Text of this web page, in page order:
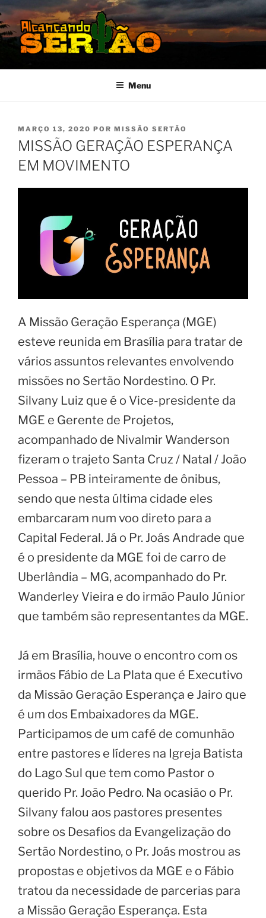
Pular
para
o
conteúdo
MISSÃO SERTÃO
Menu
PUBLICADO
EM
MARÇO 13, 2020 POR MISSÃO SERTÃO
MISSÃO GERAÇÃO ESPERANÇA
EM MOVIMENTO
A Missão Geração Esperança (MGE)
esteve reunida em Brasília para tratar de
vários assuntos relevantes envolvendo
missões no Sertão Nordestino. O Pr.
Silvany Luiz que é o Vice-presidente da
MGE e Gerente de Projetos,
acompanhado de Nivalmir Wanderson
fizeram o trajeto Santa Cruz / Natal / João
Pessoa – PB inteiramente de ônibus,
sendo que nesta última cidade eles
embarcaram num voo direto para a
Capital Federal. Já o Pr. Joás Andrade que
é o presidente da MGE foi de carro de
Uberlândia – MG, acompanhado do Pr.
Wanderley Vieira e do irmão Paulo Júnior
que também são representantes da MGE.
Já em Brasília, houve o encontro com os
irmãos Fábio de La Plata que é Executivo
da Missão Geração Esperança e Jairo que
é um dos Embaixadores da MGE.
Participamos de um café de comunhão
entre pastores e líderes na Igreja Batista
do Lago Sul que tem como Pastor o
querido Pr. João Pedro. Na ocasião o Pr.
Silvany falou aos pastores presentes
sobre os Desafios da Evangelização do
Sertão Nordestino, o Pr. Joás mostrou as
propostas e objetivos da MGE e o Fábio
tratou da necessidade de parcerias para
a Missão Geração Esperança. Esta